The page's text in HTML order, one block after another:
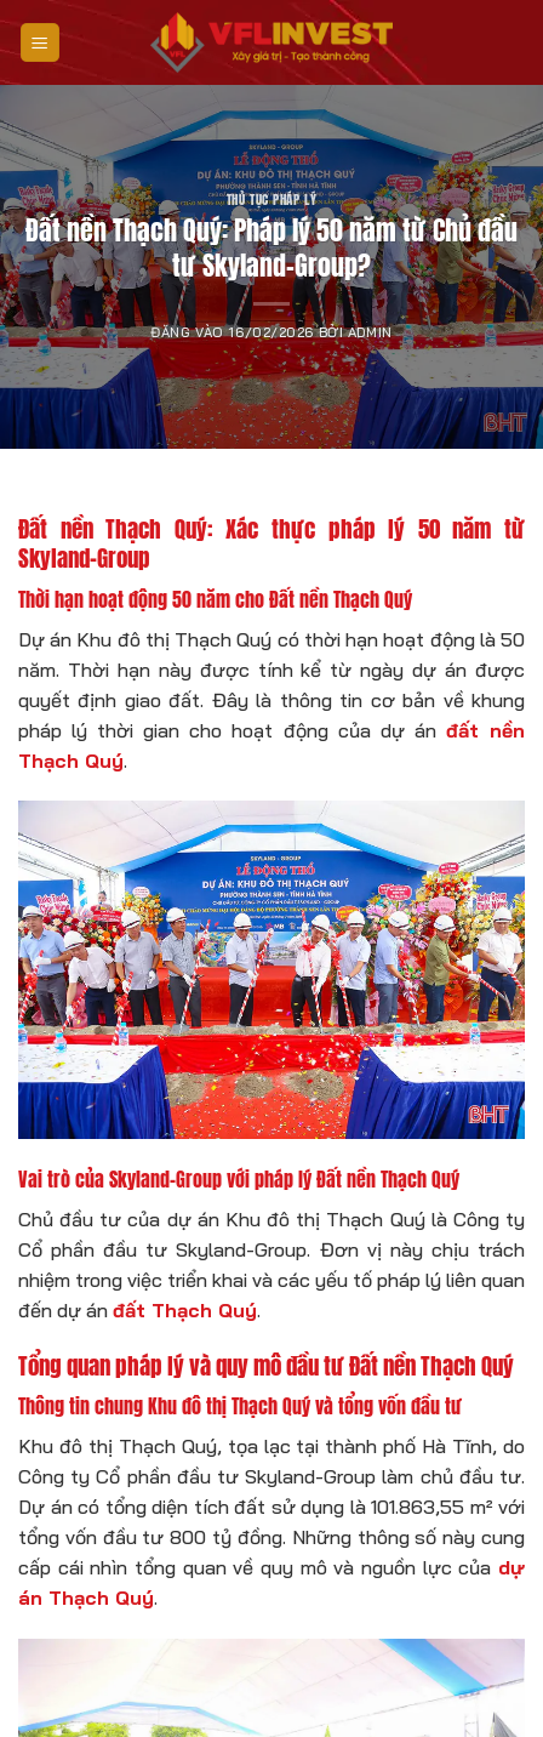
qua
nội
THỦ TỤC PHÁP LÝ
Đất nền Thạch Quý: Pháp lý 50 năm từ Chủ đầu
tư Skyland-Group?
ĐĂNG VÀO16/02/2026 BỞIADMIN
Đất nền Thạch Quý: Xác thực pháp lý 50 năm từ
Skyland-Group
Thời hạn hoạt động 50 năm cho Đất nền Thạch Quý
Dự án Khu đô thị Thạch Quý có thời hạn hoạt động là 50
năm. Thời hạn này được tính kể từ ngày dự án được
quyết định giao đất. Đây là thông tin cơ bản về khung
pháp lý thời gian cho hoạt động của dự án đất nền
Thạch Quý.
Vai trò của Skyland-Group với pháp lý Đất nền Thạch Quý
Chủ đầu tư của dự án Khu đô thị Thạch Quý là Công ty
Cổ phần đầu tư Skyland-Group. Đơn vị này chịu trách
nhiệm trong việc triển khai và các yếu tố pháp lý liên quan
đến dự án đất Thạch Quý.
Tổng quan pháp lý và quy mô đầu tư Đất nền Thạch Quý
Thông tin chung Khu đô thị Thạch Quý và tổng vốn đầu tư
Khu đô thị Thạch Quý, tọa lạc tại thành phố Hà Tĩnh, do
Công ty Cổ phần đầu tư Skyland-Group làm chủ đầu tư.
Dự án có tổng diện tích đất sử dụng là 101.863,55 m² với
tổng vốn đầu tư 800 tỷ đồng. Những thông số này cung
cấp cái nhìn tổng quan về quy mô và nguồn lực của dự
án Thạch Quý.